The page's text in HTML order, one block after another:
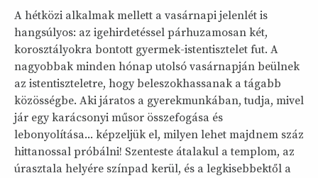
A hétközi alkalmak mellett a vasárnapi jelenlét is
hangsúlyos: az igehirdetéssel párhuzamosan két,
korosztályokra bontott gyermek-istentisztelet fut. A
nagyobbak minden hónap utolsó vasárnapján beülnek
az istentiszteletre, hogy beleszokhassanak a tágabb
közösségbe. Aki járatos a gyerekmunkában, tudja, mivel
jár egy karácsonyi műsor összefogása és
lebonyolítása... képzeljük el, milyen lehet majdnem száz
hittanossal próbálni! Szenteste átalakul a templom, az
úrasztala helyére színpad kerül, és a legkisebbektől a